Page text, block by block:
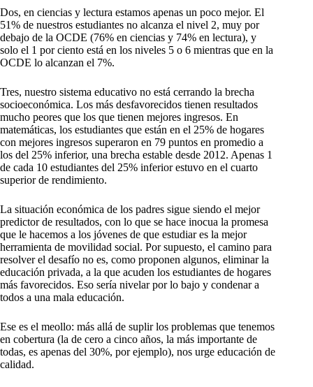
Dos, en ciencias y lectura estamos apenas un poco mejor. El
51% de nuestros estudiantes no alcanza el nivel 2, muy por
debajo de la OCDE (76% en ciencias y 74% en lectura), y
solo el 1 por ciento está en los niveles 5 o 6 mientras que en la
OCDE lo alcanzan el 7%.
Tres, nuestro sistema educativo no está cerrando la brecha
socioeconómica. Los más desfavorecidos tienen resultados
mucho peores que los que tienen mejores ingresos. En
matemáticas, los estudiantes que están en el 25% de hogares
con mejores ingresos superaron en 79 puntos en promedio a
los del 25% inferior, una brecha estable desde 2012. Apenas 1
de cada 10 estudiantes del 25% inferior estuvo en el cuarto
superior de rendimiento.
La situación económica de los padres sigue siendo el mejor
predictor de resultados, con lo que se hace inocua la promesa
que le hacemos a los jóvenes de que estudiar es la mejor
herramienta de movilidad social. Por supuesto, el camino para
resolver el desafío no es, como proponen algunos, eliminar la
educación privada, a la que acuden los estudiantes de hogares
más favorecidos. Eso sería nivelar por lo bajo y condenar a
todos a una mala educación.
Ese es el meollo: más allá de suplir los problemas que tenemos
en cobertura (la de cero a cinco años, la más importante de
todas, es apenas del 30%, por ejemplo), nos urge educación de
calidad.